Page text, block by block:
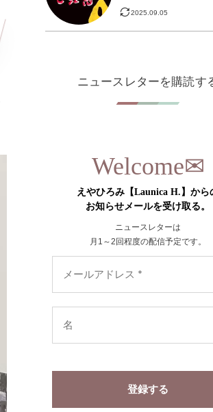
2025.09.05
ニュースレターを購読す
Welcome✉︎
えやひろみ【Launica H.】から
お知らせメールを受け取る。
ニュースレターは
月1～2回程度の配信予定です。